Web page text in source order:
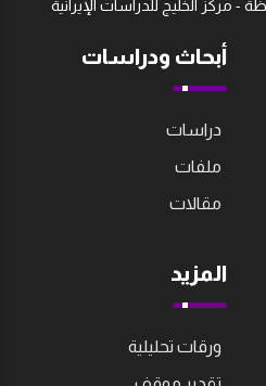
أبحاث ودراسات
دراسات
ملفات
مقالات
المزيد
ورقات تحليلية